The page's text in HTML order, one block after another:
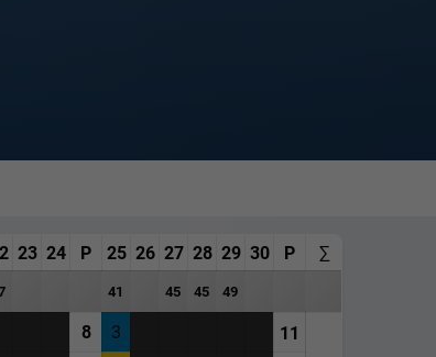
23 24 P 25 26 27 28 29 30 P
∑
41 45 45 49
8 3 11